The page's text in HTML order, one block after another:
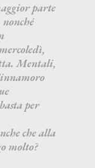
parte
nonché
Mentali,
per
che alla
molto?